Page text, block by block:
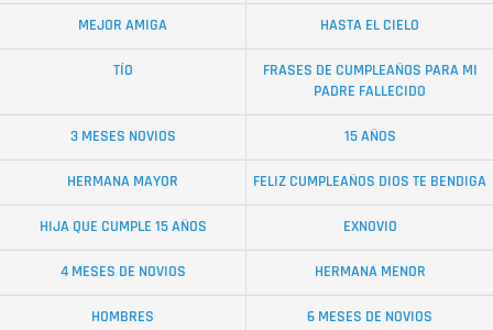
MEJOR AMIGA HASTA EL CIELO
TÍO
FRASES DE CUMPLEAÑOS PARA MI
PADRE FALLECIDO
3 MESES NOVIOS 15 AÑOS
HERMANA MAYOR FELIZ CUMPLEAÑOS DIOS TE BENDIGA
HIJA QUE CUMPLE 15 AÑOS EXNOVIO
4 MESES DE NOVIOS HERMANA MENOR
HOMBRES 6 MESES DE NOVIOS